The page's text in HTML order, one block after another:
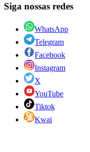
Siga nossas redes
WhatsApp
Telegram
Facebook
Instagram
X
YouTube
Tiktok
Kwai